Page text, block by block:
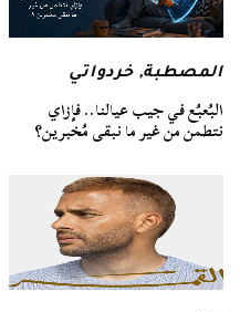
المصطبة,خردواتي
البُعبُع في جيب عيالنا.. فإزاي
نتطمن من غير ما نبقى مُخبرين؟